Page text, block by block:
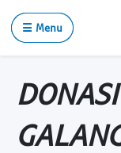
☰ Menu